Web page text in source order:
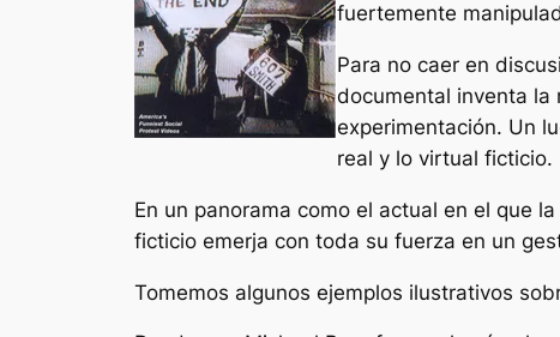
fuertemente
Para no caer en
documental inventa la
experimentación. Un
real y lo virtual ficticio.
En un panorama como el actual en el que
ficticio emerja con toda su fuerza en un
Tomemos algunos ejemplos ilustrativos